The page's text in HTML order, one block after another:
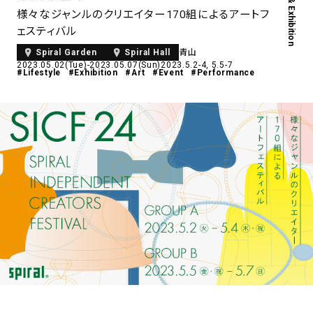
青山
KITTE丸の内
⼆⼦⽟川 Dogwood Plaza
横浜赤レンガ倉庫
ルクア⼤阪
Nail Salon4
Spiral Nail Salon 青山
Spiral Nail Salon NEWoMan
Café
Spiral Café 青山
Spiral Garden 福岡ワンビル
Art Projects
アートプロジェクト・イベント
SICF
バル
Spiral Schole
スパイラルが推進するエデュケーシ
ョンプログラム
Spiral Print Collection
スパイラルが提案するオリジナルプ
リント作品
Spiral Annual Report
採用情報 お問い合わせ
様々なジャンルのクリエイター170組によるアートフ
ェスティバル
Spiral Garden Spiral Hall
青山
2023.05.02(Tue)-2023.05.07(Sun)2023.5.2-4, 5.5-7
#Lifestyle #Exhibition #Art #Event #Performance
Art & Exhibition